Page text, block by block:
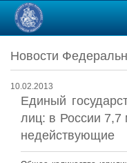
Новости
10.02.2013
Единый
лиц: в России 7,7
недействующие